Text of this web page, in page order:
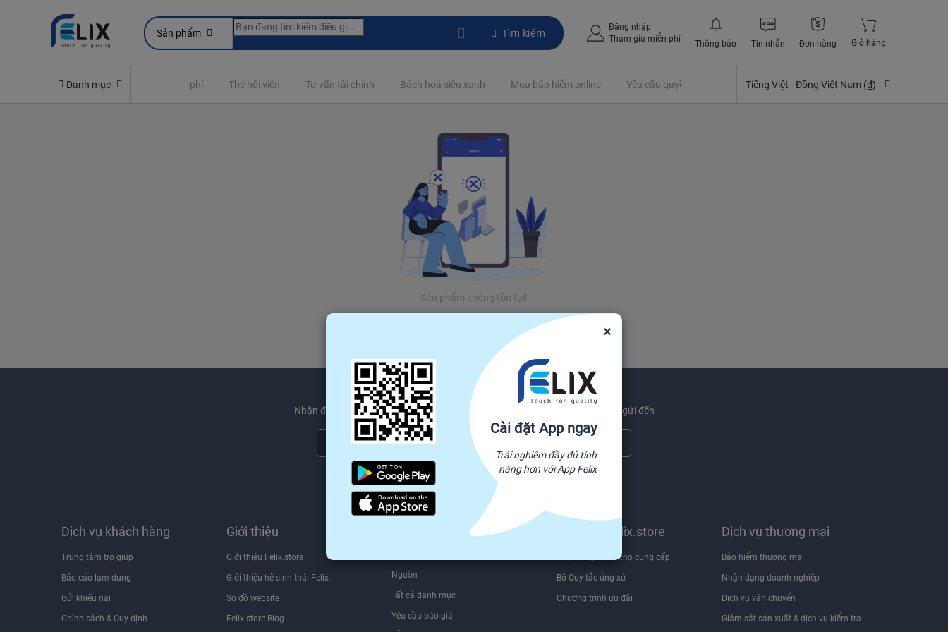
Sản phẩm Tìm kiếm
Đăng nhập
Tham gia miễn phí
Thông báo Tin nhắn Đơn hàng Giỏ hàng
Danh mục
Yêu cầu quyền lợi bảo hiểm Đóng phí Thẻ hội viên Tư vấn tài chính Bách hoá siêu xanh Mua bảo hiểm online Yêu cầu quyền lợi bảo hiểm Tiếng Việt -Đồng Việt Nam (₫)
Sản phẩm không tồn tại!
Nhận được các sản phẩm mới nhất xu hướng và ngành công nghiệp tin tức gửi đến
Chúng tôi sẽ không bao giờ chia sẻ thông tin email của bạn cho bên thứ ba.
Dịch vụ khách hàng
Trung tâm trợ giúp
Báo cáo lạm dụng
Gửi khiếu nại
Chính sách & Quy định
Giới thiệu
Giới thiệu Felix.store
Giới thiệu hệ sinh thái Felix
Sơ đồ website
Felix.store Blog
Tìm nguồn hàng trên
Nguồn
Tất cả danh mục
Yêu cầu báo giá
Bán trên Felix.store
Hợp đồng dành cho cung cấp
Bộ Quy tắc ứng xử
Chương trình ưu đãi
Dịch vụ thương mại
Bảo hiểm thương mại
Nhận dạng doanh nghiệp
Dịch vụ vận chuyển
Giám sát sản xuất & dịch vụ kiểm tra
×
Cài đặt App ngay
Trải nghiệm đầy đủ tính
năng hơn với App Felix